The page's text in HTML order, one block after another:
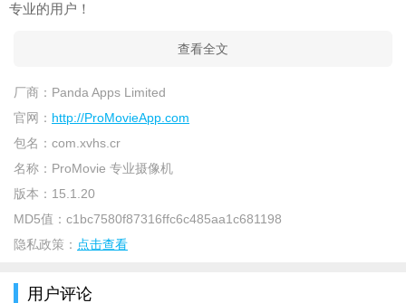
专业的用户！
查看全文
厂商： Panda Apps Limited
官网： http://ProMovieApp.com
包名： com.xvhs.cr
名称： ProMovie 专业摄像机
版本： 15.1.20
MD5值： c1bc7580f87316ffc6c485aa1c681198
隐私政策： 点击查看
用户评论